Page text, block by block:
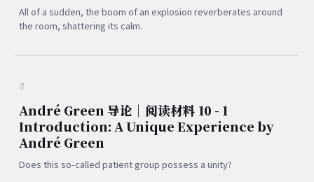
All of a sudden, the boom of an explosion reverberates around
the room, shattering its calm.
3
André Green 导论｜阅读材料 10 - 1
Introduction: A Unique Experience by
André Green
Does this so-called patient group possess a unity?